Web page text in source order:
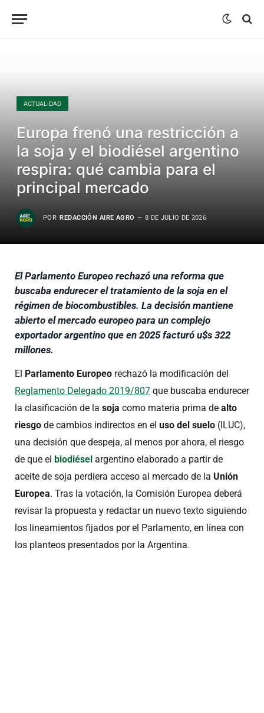
ACTUALIDAD
Europa frenó una restricción a
la soja y el biodiésel argentino
respira: qué cambia para el
principal mercado
POR REDACCIÓN AIRE AGRO 8 DE JULIO DE 2026
El Parlamento Europeo rechazó una reforma que
buscaba endurecer el tratamiento de la soja en el
régimen de biocombustibles. La decisión mantiene
abierto el mercado europeo para un complejo
exportador argentino que en 2025 facturó u$s 322
millones.
El Parlamento Europeo rechazó la modificación del
Reglamento Delegado 2019/807 que buscaba endurecer
la clasificación de la soja como materia prima de alto
riesgo de cambios indirectos en el uso del suelo (ILUC),
una decisión que despeja, al menos por ahora, el riesgo
de que el biodiésel argentino elaborado a partir de
aceite de soja perdiera acceso al mercado de la Unión
Europea. Tras la votación, la Comisión Europea deberá
revisar la propuesta y redactar un nuevo texto siguiendo
los lineamientos fijados por el Parlamento, en línea con
los planteos presentados por la Argentina.